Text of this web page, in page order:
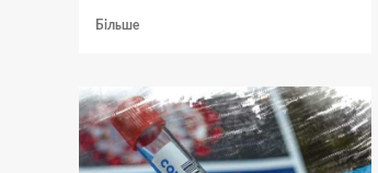
БільшеДокладніше
підводний
дрон
виявив
в